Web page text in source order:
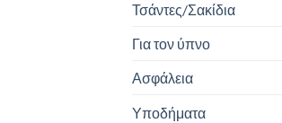
Τσάντες/Σακίδια
Για τον ύπνο
Ασφάλεια
Υποδήματα